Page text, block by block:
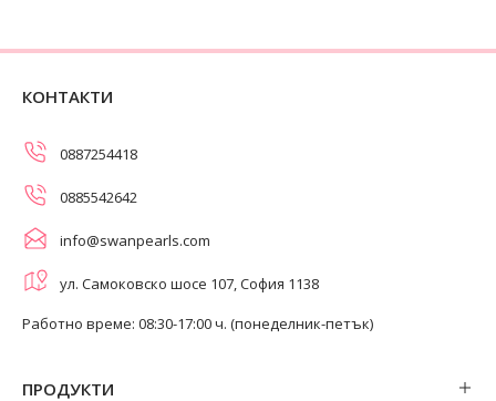
КОНТАКТИ
0887254418
0885542642
info@swanpearls.com
ул. Самоковско шосе 107, София 1138
Работно време: 08:30-17:00 ч. (понеделник-петък)
ПРОДУКТИ